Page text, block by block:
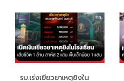
รบ.เร่งเยียวยาเหตุยิงใน